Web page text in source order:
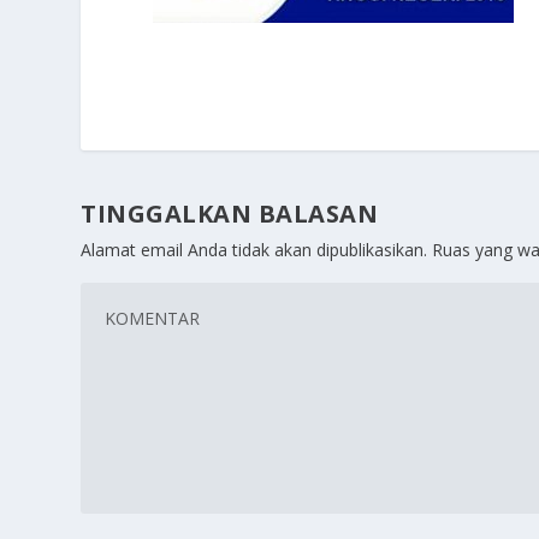
TINGGALKAN BALASAN
Alamat email Anda tidak akan dipublikasikan. Ruas yang